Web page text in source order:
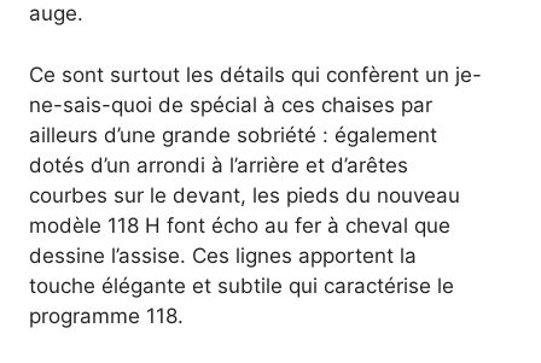
auge.
Ce sont surtout les détails qui confèrent un je-
ne-sais-quoi de spécial à ces chaises par
ailleurs d’une grande sobriété : également
dotés d’un arrondi à l’arrière et d’arêtes
courbes sur le devant, les pieds du nouveau
modèle 118 H font écho au fer à cheval que
dessine l’assise. Ces lignes apportent la
touche élégante et subtile qui caractérise le
programme 118.